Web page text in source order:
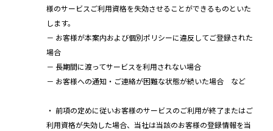
様のサービスご利用資格を失効させることができるものといた
します。
－ お客様が本案内および個別ポリシーに違反してご登録された
場合
－ 長期間に渡ってサービスを利用されない場合
－ お客様への通知・ご連絡が困難な状態が続いた場合 など
・ 前項の定めに従いお客様のサービスのご利用が終了またはご
利用資格が失効した場合、当社は当該のお客様の登録情報を当